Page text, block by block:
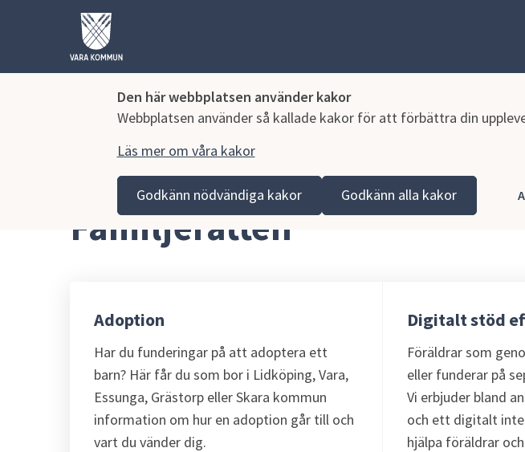
Den här webbplatsen använder kakor
Webbplatsen använder så kallade kakor för att förbättra din
Läs mer om våra kakor
Godkänn nödvändiga kakor Godkänn alla kakor
Vara kommun Stöd till familjen
Familjerätten
Adoption
Har du funderingar på att adoptera ett
barn? Här får du som bor i Lidköping, Vara,
Essunga, Grästorp eller Skara kommun
information om hur en adoption går till och
vart du vänder dig.
Digitalt stöd
Föräldrar som
eller funderar på
Vi erbjuder bland
och ett digitalt
hjälpa föräldrar